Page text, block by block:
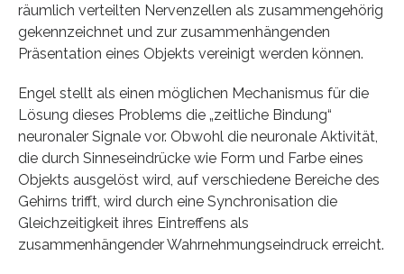
räumlich verteilten Nervenzellen als zusammengehörig
gekennzeichnet und zur zusammenhängenden
Präsentation eines Objekts vereinigt werden können.
Engel stellt als einen möglichen Mechanismus für die
Lösung dieses Problems die „zeitliche Bindung“
neuronaler Signale vor. Obwohl die neuronale Aktivität,
die durch Sinneseindrücke wie Form und Farbe eines
Objekts ausgelöst wird, auf verschiedene Bereiche des
Gehirns trifft, wird durch eine Synchronisation die
Gleichzeitigkeit ihres Eintreffens als
zusammenhängender Wahrnehmungseindruck erreicht.